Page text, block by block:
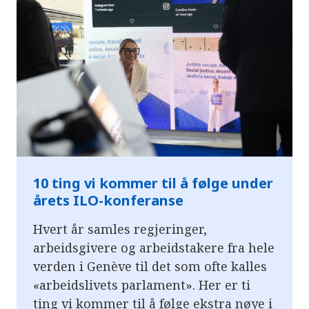
10 ting vi kommer til å følge under
årets ILO-konferanse
Hvert år samles regjeringer,
arbeidsgivere og arbeidstakere fra hele
verden i Genève til det som ofte kalles
«arbeidslivets parlament». Her er ti
ting vi kommer til å følge ekstra nøye i